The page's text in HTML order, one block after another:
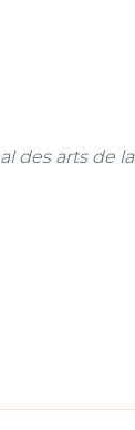
des arts de